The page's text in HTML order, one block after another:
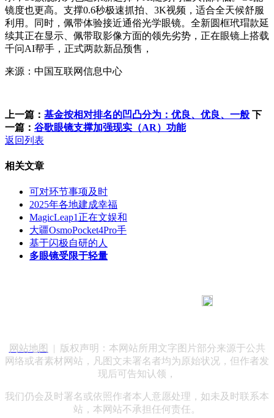
镜度也更高。支撑0.6秒极速抓拍、3K视频，适合全天候舒服
利用。同时，佩带体验接近通俗光学眼镜。全新圆框玳瑁款延
续其正在显示、佩带取影像方面的领先劣势，正在眼镜上搭载
千问AI帮手，正式两款新品预售，
来源：中国互联网信息中心
上一篇： 基金按相对排名的凹凸分为：优良、优良、一般 下
一篇： 谷歌眼镜支撑加强现实（AR）功能
返回列表
相关文章
可对环节事项及时
2025年各地建成幸福
MagicLeap1正在文娱和
大疆OsmoPocket4Pro手
基于闪极自研的人
多眼镜受限于轻量
网站地图
| 版权声明：本网站所用文字图片部分来源于公共
网络或者素材网站，凡图文未署名者均为原始状况，但作者发
现后可告知认领，
我们仍会及时署名或依照作者本人意愿处理，如未及时联系本
站，本网站不承担任何责任。